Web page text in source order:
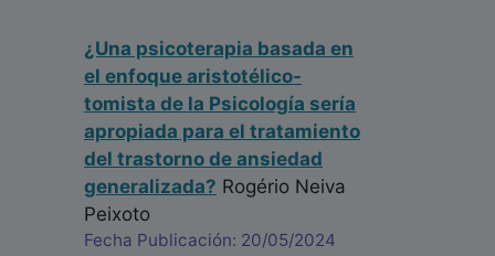
¿Una psicoterapia basada en
el enfoque aristotélico-
tomista de la Psicología sería
apropiada para el tratamiento
del trastorno de ansiedad
generalizada? Rogério Neiva
Peixoto
Fecha Publicación: 20/05/2024